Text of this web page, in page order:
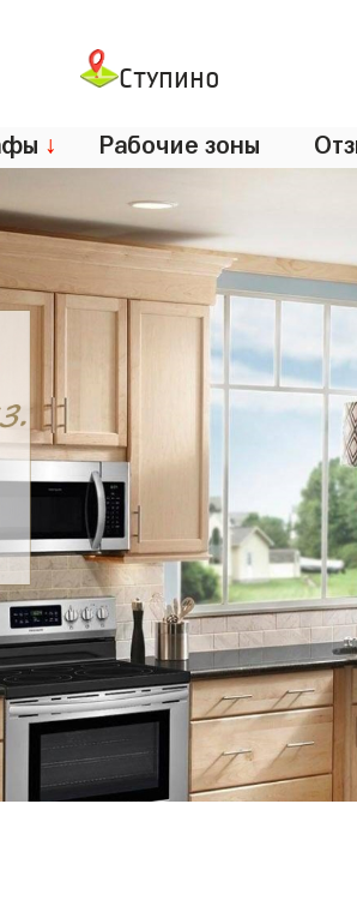
Ступино
↓ Рабочие зоны